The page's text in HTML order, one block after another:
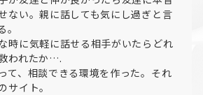
ない。親に話しても気にし過ぎと言
。
時に気軽に話せる相手がいたらどれ
われたか….
て、相談できる環境を作った。それ
サイト。